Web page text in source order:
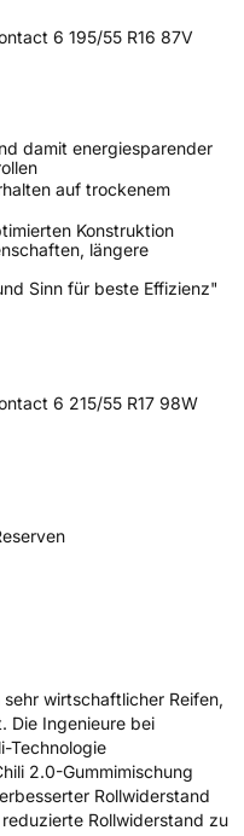
SymbolNein
6 195/55 R16 87V
damit energiesparender
auf trockenem
Konstruktion
längere
Sinn für beste Effizienz"
6 215/55 R17 98W
wirtschaftlicher Reifen,
Die Ingenieure bei
Technologie
2.0-Gummimischung
Rollwiderstand
Rollwiderstand zu